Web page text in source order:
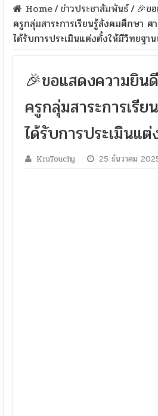
Home/ข่าวประชาสัมพันธ์/ 🎉ข
ครูกลุ่มสาระการเรียนรู้สังคมศึกษา
ได้รับการประเมินแต่งตั้งให้มีวิทยฐา
🎉ขอแสดงความยิ
ครูกลุ่มสาระการเรี
ได้รับการประเมินแ
KruTouchy 25 ธันวาคม